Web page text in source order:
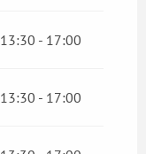
13:30 - 17:00
13:30 - 17:00